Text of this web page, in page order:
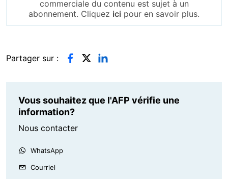
commerciale du contenu est sujet à un
abonnement. Cliquez ici pour en savoir plus.
Partager sur :
Vous souhaitez que l'AFP vérifie une
information?
Nous contacter
WhatsApp
Courriel